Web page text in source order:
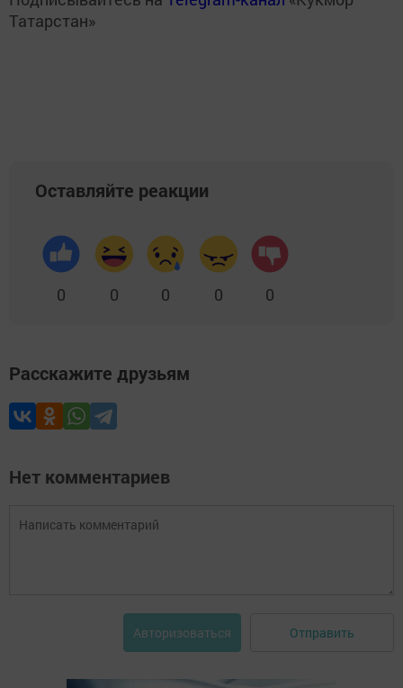
Татарстан»
Оставляйте реакции
0 0 0 0 0
Расскажите друзьям
Нет комментариев
Авторизоваться Отправить